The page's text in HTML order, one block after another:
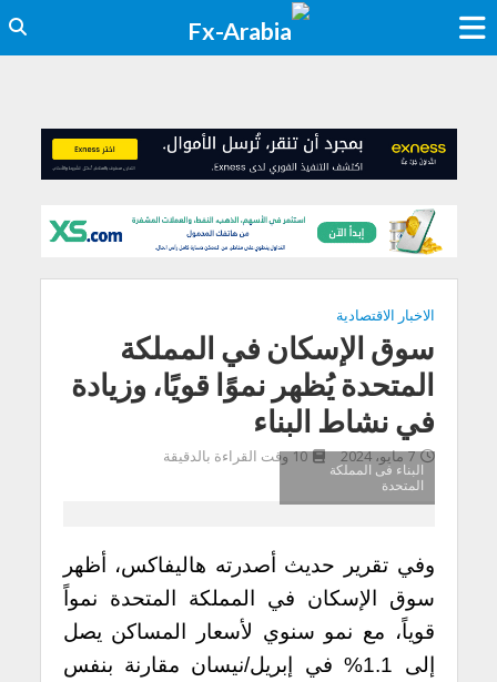
الاخبار الاقتصادية
سوق الإسكان في المملكة
المتحدة يُظهر نموًا قويًا، وزيادة
في نشاط البناء
7 مايو، 2024 10 وقت القراءة بالدقيقة
البناء فى المملكة
المتحدة
وفي تقرير حديث أصدرته هاليفاكس، أظهر
سوق الإسكان في المملكة المتحدة نمواً
قوياً، مع نمو سنوي لأسعار المساكن يصل
إلى 1.1% في إبريل/نيسان مقارنة بنفس